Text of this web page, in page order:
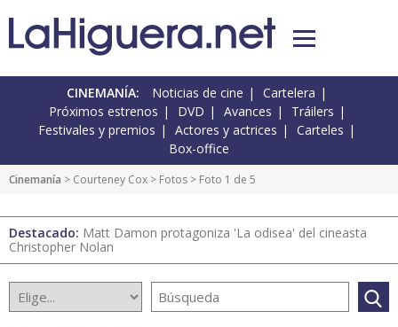
CINEMANÍA: Noticias de cine
Cartelera
Próximos estrenos
DVD Avances
Tráilers
Festivales y premios
Actores y actrices
Carteles
Box-office
Cinemanía > Courteney Cox > Fotos > Foto 1 de 5
Destacado: Matt Damon protagoniza 'La odisea' del cineasta
Christopher Nolan